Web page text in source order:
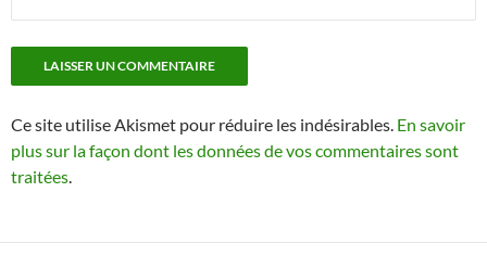
Ce site utilise Akismet pour réduire les indésirables. En savoir
plus sur la façon dont les données de vos commentaires sont
traitées.